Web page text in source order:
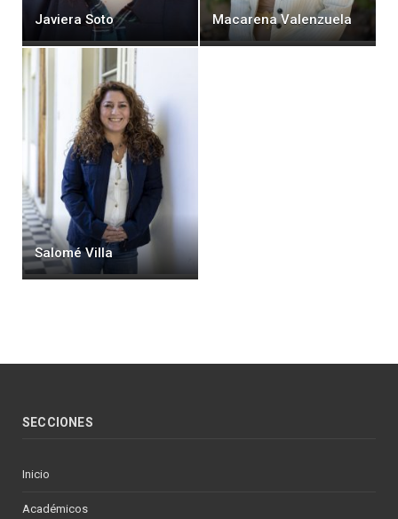
Javiera Soto Macarena Valenzuela
Salomé Villa
SECCIONES
Inicio
Académicos